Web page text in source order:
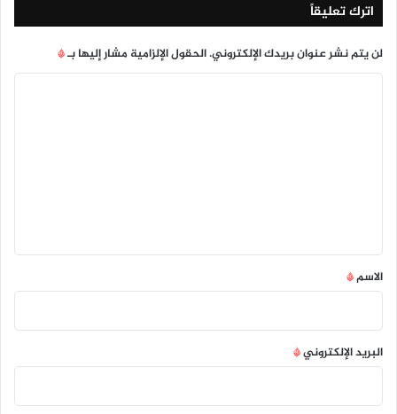
اترك تعليقاً
لن يتم نشر عنوان بريدك الإلكتروني.الحقول الإلزامية مشار إليها بـ*
*
الاسم*
البريد الإلكتروني*